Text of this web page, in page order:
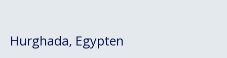
Hurghada, Egypten